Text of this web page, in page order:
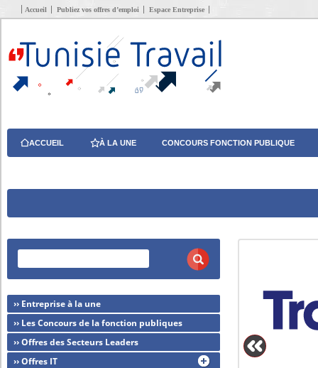
Accueil Publiez vos offres d’emploi Espace Entreprise
ACCUEIL À LA UNE CONCOURS FONCTION PUBLIQUE
›› Entreprise à la une
›› Les Concours de la fonction publiques
›› Offres des Secteurs Leaders
›› Offres IT